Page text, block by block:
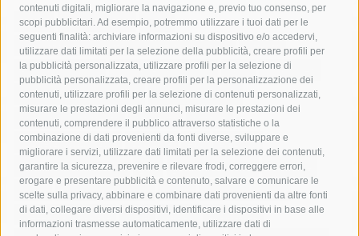
contenuti digitali, migliorare la navigazione e, previo tuo consenso, per
scopi pubblicitari. Ad esempio, potremmo utilizzare i tuoi dati per le
seguenti finalità: archiviare informazioni su dispositivo e/o accedervi,
utilizzare dati limitati per la selezione della pubblicità, creare profili per
la pubblicità personalizzata, utilizzare profili per la selezione di
pubblicità personalizzata, creare profili per la personalizzazione dei
contenuti, utilizzare profili per la selezione di contenuti personalizzati,
misurare le prestazioni degli annunci, misurare le prestazioni dei
contenuti, comprendere il pubblico attraverso statistiche o la
combinazione di dati provenienti da fonti diverse, sviluppare e
migliorare i servizi, utilizzare dati limitati per la selezione dei contenuti,
garantire la sicurezza, prevenire e rilevare frodi, correggere errori,
erogare e presentare pubblicità e contenuto, salvare e comunicare le
scelte sulla privacy, abbinare e combinare dati provenienti da altre fonti
di dati, collegare diversi dispositivi, identificare i dispositivi in base alle
informazioni trasmesse automaticamente, utilizzare dati di
acqua allerta meteo
anas
area marina protetta di punta campanella
arresto
Asl Napoli 3 sud
capitaneria di porto capri
carabinieri
castellammare di stabia
circumvesuviana
comune di sorrento
concerto
contagi
costiera amalfitana
covid-19 eav
elezioni
fondazione sorrento
gori guardia costiera
incidente
lavori
lorenzo balducelli mare
massa lubrense
massimo coppola
Meta napoli
ordinanza